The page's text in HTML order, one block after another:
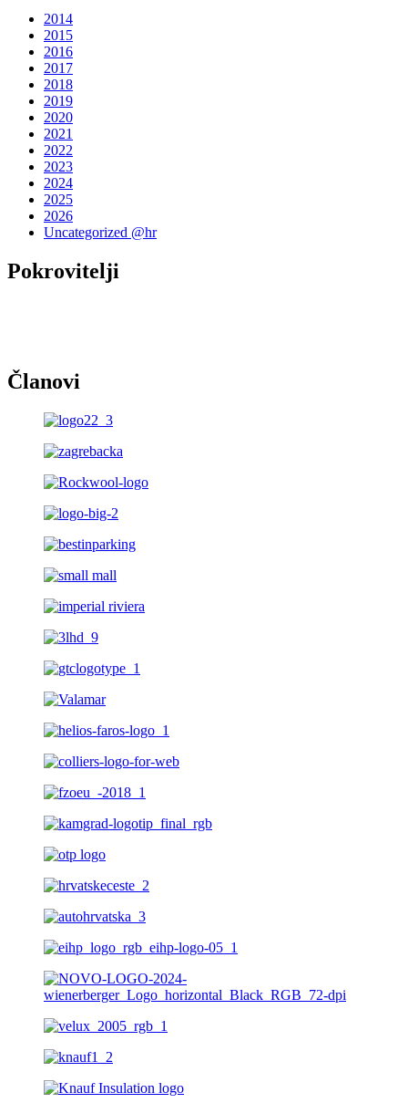
2014
2015
2016
2017
2018
2019
2020
2021
2022
2023
2024
2025
2026
Uncategorized @hr
Pokrovitelji
Članovi